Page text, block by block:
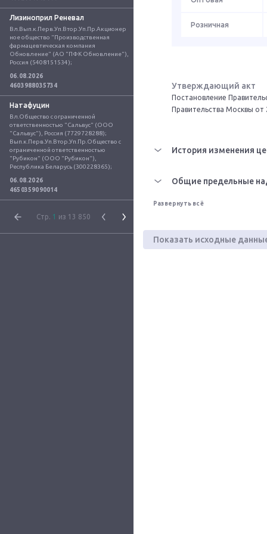
Лизиноприл Реневал
Вл.Вып.к.Перв.Уп.Втор.Уп.Пр.Акционер
ное общество "Производственная
фармацевтическая компания
Обновление" (АО "ПФК Обновление"),
Россия (5408151534);
06.08.2026
4603988035734
Натафуцин
Вл.Общество с ограниченной
ответственностью "Сальвус" (ООО
"Сальвус"), Россия (7729728288);
Вып.к.Перв.Уп.Втор.Уп.Пр.Общество с
ограниченной ответственностью
"Рубикон" (ООО "Рубикон"),
Республика Беларусь (300228365);
06.08.2026
4650359090014
Стр. 1 из 13 850
Розничная
Утверждающий акт
Постановление
Правительства Москвы
История изменения
Общие предельные
Развернуть всё
Показать исходные